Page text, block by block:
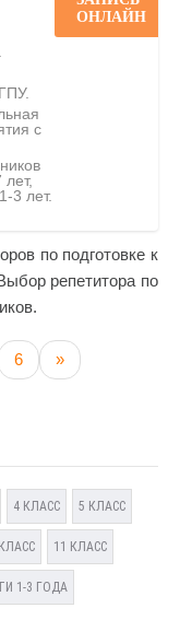
с
3 лет.
ОНЛАЙН
по подготовке к
репетитора по
6 »
4 КЛАСС 5 КЛАСС
11 КЛАСС
1-3 ГОДА